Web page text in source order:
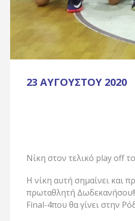
23 ΑΥΓΟΎΣΤΟΥ 2020
Νίκη στον τελικό play off
Η νίκη αυτή σημαίνει και
πρωταθλητή
Final-4που θα γίνει στην